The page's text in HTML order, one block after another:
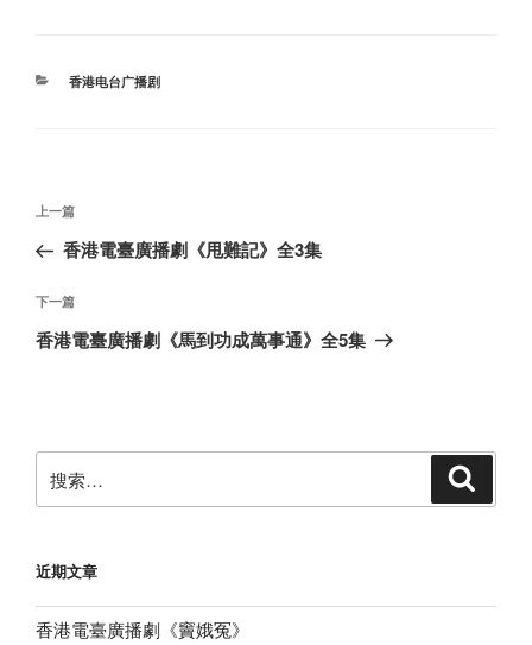
分
香港电台广播剧
文
导
航
上
一
文
章
上一篇
香港電臺廣播劇《甩難記》全3集
下
一
下一篇
香港電臺廣播劇《馬到功成萬事通》全5集
索：
近期文章
香港電臺廣播劇《竇娥冤》